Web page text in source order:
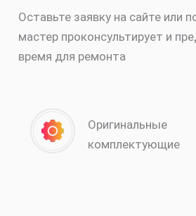
Оставьте заявку на сайте или
мастер проконсультирует и
время для ремонта
Оригинальные
комплектующие